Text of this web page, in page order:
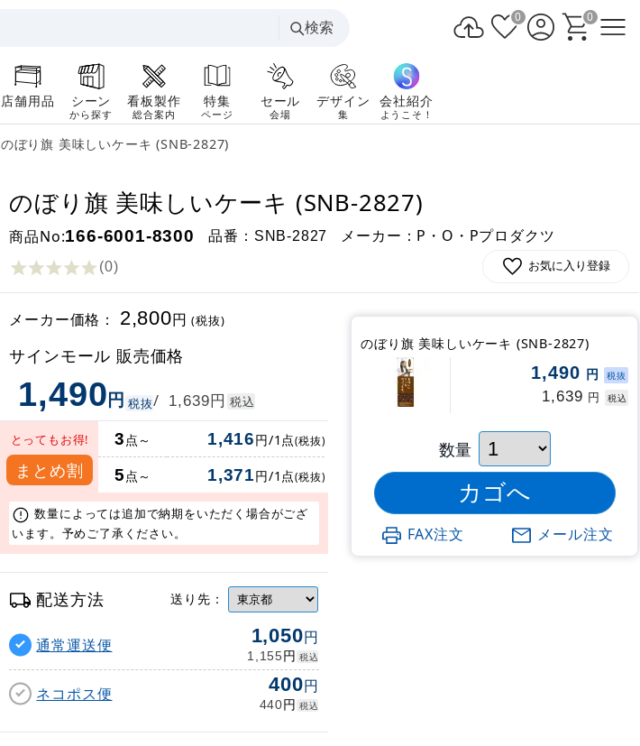
検索
0 0
店舗用品 シーン
から探す
看板製作
総合案内
特集
ページ
セール
会場
デザイン
集
会社紹介
ようこそ！
のぼり旗 美味しいケーキ (SNB-2827)
のぼり旗 美味しいケーキ (SNB-2827)
商品No:166-6001-8300 品番： SNB-2827 メーカー：P・O・Pプロダクツ
(0) お気に入り登録
メーカー価格： 2,800円(税抜)
サインモール 販売価格
1,490円 税抜/ 1,639円 税込
とってもお得!
まとめ割
3点～ 1,416円/1点(税抜)
5点～ 1,371円/1点(税抜)
数量によっては追加で納期をいただく場合がござ
います。予めご了承ください。
配送方法 送り先：
通常運送便 1,050円
1,155円 税込
ネコポス便 400円
440円 税込
のぼり旗 美味しいケーキ (SNB-2827)
1,490 円 税抜
1,639 円 税込
数量
FAX注文 メール注文